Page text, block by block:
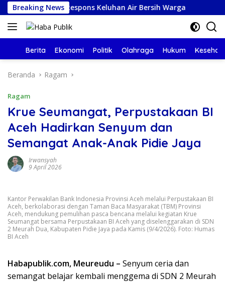
Langsung
ke
konten
Breaking News
Respons Keluhan Air Bersih Warga Angin
Beranda
Berita Ekonomi Politik Olahraga Hukum
Beranda Ragam
Ragam
Krue Seumangat, Perpustakaan BI
Aceh Hadirkan Senyum dan
Semangat Anak-Anak Pidie Jaya
Irwansyah
9 April 2026
Kantor Perwakilan Bank Indonesia Provinsi Aceh melalui Perpustakaan BI
Aceh, berkolaborasi dengan Taman Baca Masyarakat (TBM) Provinsi
Aceh, mendukung pemulihan pasca bencana melalui kegiatan Krue
Seumangat bersama Perpustakaan BI Aceh yang diselenggarakan di SDN
2 Meurah Dua, Kabupaten Pidie Jaya pada Kamis (9/4/2026). Foto: Humas
BI Aceh
Habapublik.com, Meureudu – Senyum ceria dan
semangat belajar kembali menggema di SDN 2 Meurah